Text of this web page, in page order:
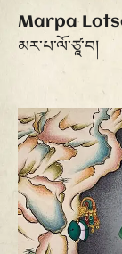
Marpa
མར་པ་ལོ་ཙཱ་བ།